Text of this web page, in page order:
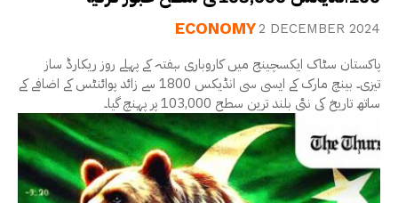
ECONOMY2 DECEMBER 2024
پاکستان سٹاک ایکسچینج میں کاروباری ہفتہ کے پہلے روز ریکارڈ ساز
تیزی۔ بینچ مارک کے ایسی سی انڈیکس 1800 سے زائد پوائنٹس کے اضافے کے
ساتھ تاریخ کی نئی بلند ترین سطح 103,000 پر پہنچ گیا۔